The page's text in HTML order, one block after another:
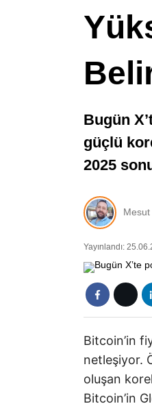
Bugün
güçlü
2025
Mesut
Yayınlandı:
Bitcoin’in
netleşiyor.
oluşan
Bitcoin’in